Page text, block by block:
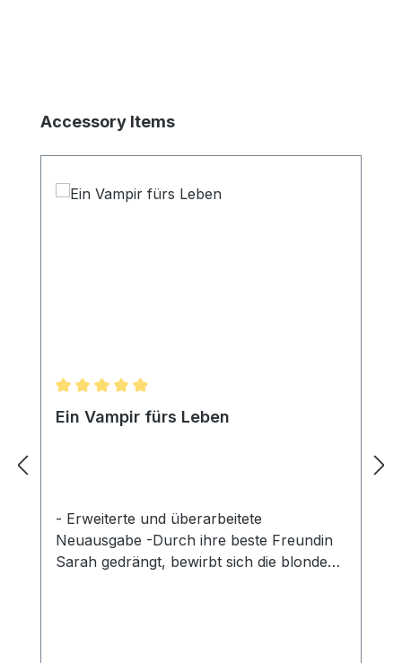
Produktgalerie überspringen
Accessory Items
Durchschnittliche Bewertung von 5 von 5 Sternen
Ein Vampir fürs Leben
- Erweiterte und überarbeitete
Neuausgabe -Durch ihre beste Freundin
Sarah gedrängt, bewirbt sich die blonde